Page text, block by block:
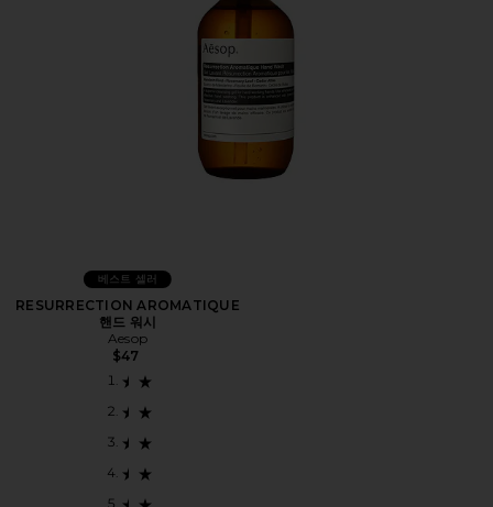
베스트 셀러
RESURRECTION AROMATIQUE
핸드 워시
Aesop
$47